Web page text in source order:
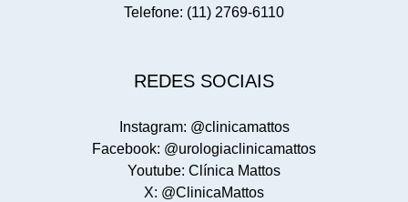
Telefone: (11) 2769-6110
REDES SOCIAIS
Instagram: @clinicamattos
Facebook: @urologiaclinicamattos
Youtube: Clínica Mattos
X: @ClinicaMattos